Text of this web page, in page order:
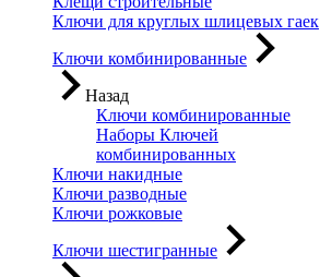
Ключи для круглых шлицевых гаек
Ключи комбинированные
Назад
Ключи комбинированные
Наборы Ключей
комбинированных
Ключи накидные
Ключи разводные
Ключи рожковые
Ключи шестигранные